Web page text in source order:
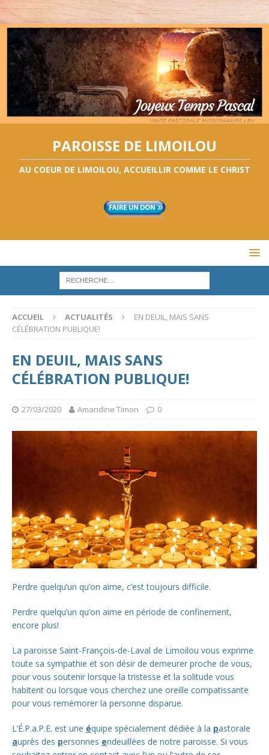
PAROISSE DE LIMOILOU
AU COEUR DE LIMOILOU, ACCUEILLIR COMME LE CHRIST
ACCUEIL ACTUALITÉS
EN DEUIL, MAIS SANS
CÉLÉBRATION PUBLIQUE!
EN DEUIL, MAIS SANS
CÉLÉBRATION PUBLIQUE!
27/03/2020 Amandine Timon 0
Perdre quelqu’un qu’on aime, c’est toujours difficile.
Perdre quelqu’un qu’on aime en période de confinement,
encore plus!
La paroisse Saint-François-de-Laval de Limoilou vous exprime
toute sa sympathie et son désir de demeurer proche de vous,
pour vous soutenir lorsque la tristesse et la solitude vous
habitent ou lorsque vous cherchez une oreille compatissante
pour vous remémorer la personne disparue.
L’É.P.a.P.E. est une équipe spécialement dédiée à la pastorale
auprès des personnes endeuillées de notre paroisse. Si vous